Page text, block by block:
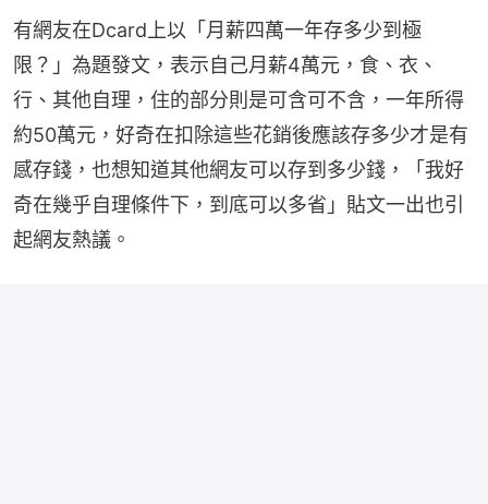
有網友在Dcard上以「月薪四萬一年存多少到極
限？」為題發文，表示自己月薪4萬元，食、衣、
行、其他自理，住的部分則是可含可不含，一年所得
約50萬元，好奇在扣除這些花銷後應該存多少才是有
感存錢，也想知道其他網友可以存到多少錢，「我好
奇在幾乎自理條件下，到底可以多省」貼文一出也引
起網友熱議。